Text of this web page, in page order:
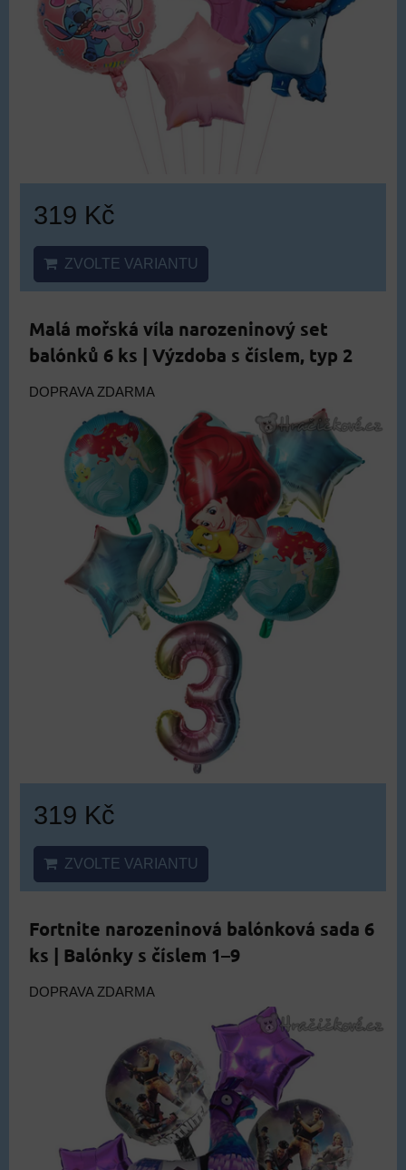
319 Kč
ZVOLTE VARIANTU
Malá mořská víla narozeninový set
balónků 6 ks | Výzdoba s číslem, typ 2
DOPRAVA ZDARMA
319 Kč
ZVOLTE VARIANTU
Fortnite narozeninová balónková sada 6
ks | Balónky s číslem 1–9
DOPRAVA ZDARMA